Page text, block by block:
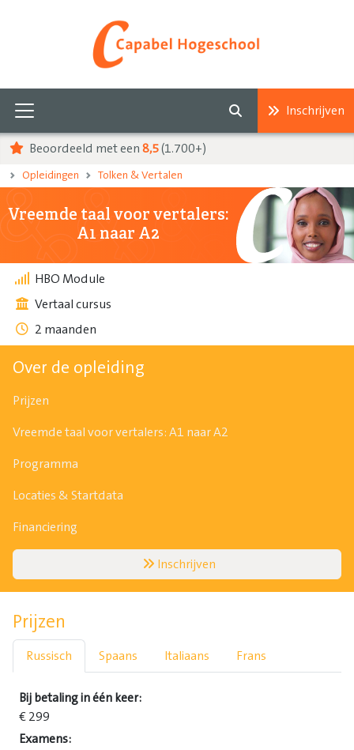
Inschrijven
Beoordeeld met een 8,5(1.700+)
Opleidingen Tolken & Vertalen
Vreemde taal voor vertalers:
A1 naar A2
HBO Module
Vertaal cursus
2 maanden
Over de opleiding
Prijzen
Vreemde taal voor vertalers: A1 naar A2
Programma
Locaties & Startdata
Financiering
Inschrijven
Prijzen
Russisch Spaans Italiaans Frans
Bij betaling in één keer:
€ 299
Examens: